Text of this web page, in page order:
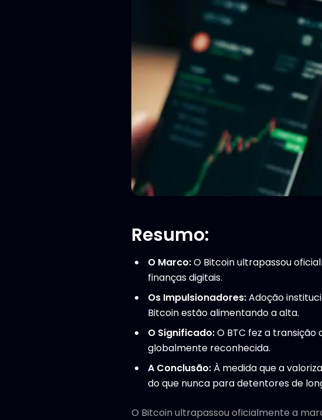
Resumo:
O Marco:O Bitcoin ultrapassou
finanças digitais.
Os Impulsionadores:Adoção
Bitcoin estão alimentando a alta.
O Significado:O BTC fez a
globalmente reconhecida.
A Conclusão: À medida que a
do que nunca para detentores de
O Bitcoin ultrapassou oficialmente a